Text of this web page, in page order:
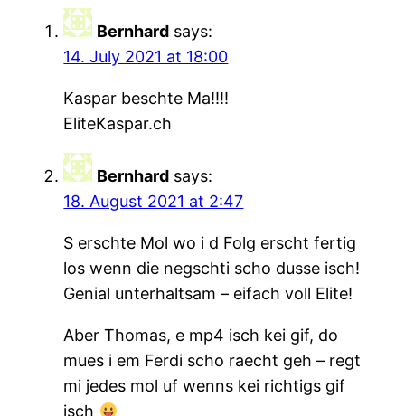
Bernhard says:
14. July 2021 at 18:00
Kaspar beschte Ma!!!!
EliteKaspar.ch
Bernhard says:
18. August 2021 at 2:47
S erschte Mol wo i d Folg erscht fertig
los wenn die negschti scho dusse isch!
Genial unterhaltsam – eifach voll Elite!
Aber Thomas, e mp4 isch kei gif, do
mues i em Ferdi scho raecht geh – regt
mi jedes mol uf wenns kei richtigs gif
isch